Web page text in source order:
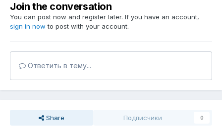
Join the conversation
You can post now and register later. If you have an account,
sign in now to post with your account.
Ответить в тему...
Share Подписчики 0